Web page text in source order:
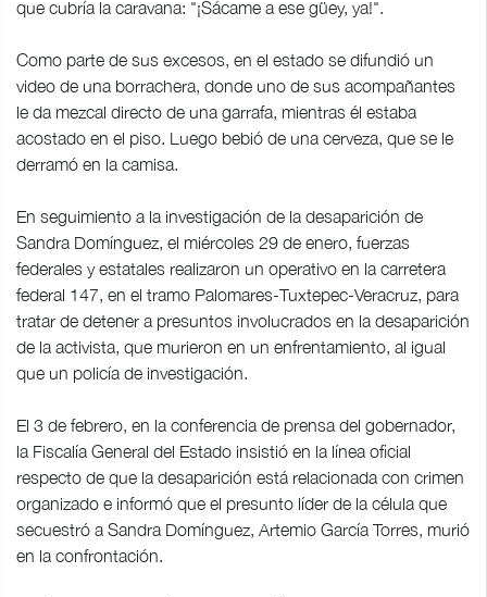
que cubría la caravana: "¡Sácame a ese güey, ya!".
Como parte de sus excesos, en el estado se difundió un
video de una borrachera, donde uno de sus acompañantes
le da mezcal directo de una garrafa, mientras él estaba
acostado en el piso. Luego bebió de una cerveza, que se le
derramó en la camisa.
En seguimiento a la investigación de la desaparición de
Sandra Domínguez, el miércoles 29 de enero, fuerzas
federales y estatales realizaron un operativo en la carretera
federal 147, en el tramo Palomares-Tuxtepec-Veracruz, para
tratar de detener a presuntos involucrados en la desaparición
de la activista, que murieron en un enfrentamiento, al igual
que un policía de investigación.
El 3 de febrero, en la conferencia de prensa del gobernador,
la Fiscalía General del Estado insistió en la línea oficial
respecto de que la desaparición está relacionada con crimen
organizado e informó que el presunto líder de la célula que
secuestró a Sandra Domínguez, Artemio García Torres, murió
en la confrontación.